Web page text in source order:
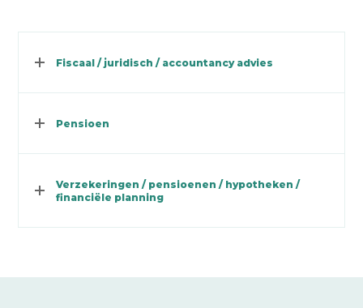
Fiscaal / juridisch / accountancy advies
Pensioen
Verzekeringen / pensioenen / hypotheken /
financiële planning